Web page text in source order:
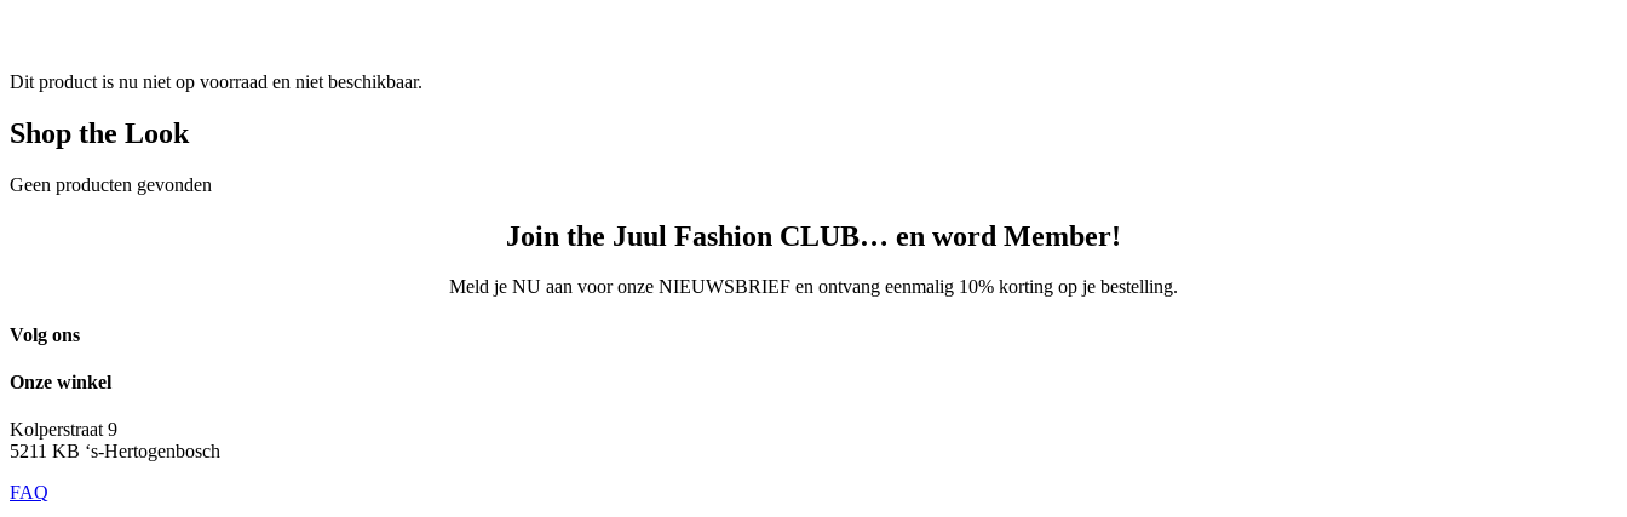
Dit product is nu niet op voorraad en niet beschikbaar.
Shop the Look
Geen producten gevonden
Join the Juul Fashion CLUB… en word Member!
Meld je NU aan voor onze NIEUWSBRIEF en ontvang eenmalig 10% korting op je bestelling.
Volg ons
Onze winkel
Kolperstraat 9
5211 KB ‘s-Hertogenbosch
FAQ